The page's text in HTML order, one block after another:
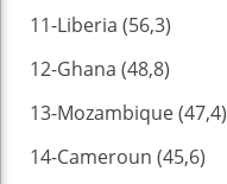
11-Liberia (56,3)
12-Ghana (48,8)
13-Mozambique (47,4)
14-Cameroun (45,6)